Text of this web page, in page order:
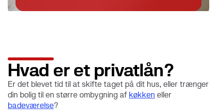
Hvad er et privatlån?
Er det blevet tid til at skifte taget på dit hus, eller trænger
din bolig til en større ombygning af køkken eller
badeværelse?